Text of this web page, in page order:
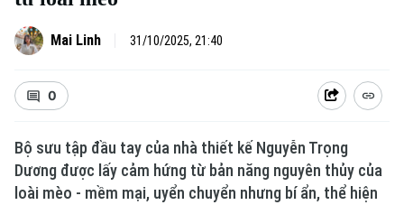
Mai Linh 31/10/2025, 21:40
0
Bộ sưu tập đầu tay của nhà thiết kế Nguyễn Trọng
Dương được lấy cảm hứng từ bản năng nguyên thủy của
loài mèo - mềm mại, uyển chuyển nhưng bí ẩn, thể hiện